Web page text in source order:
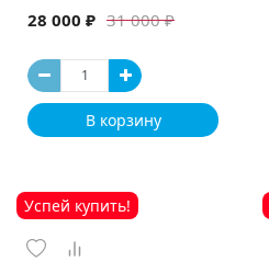
машина
31 000 ₽
28 000 ₽
В корзину
Успей купить!